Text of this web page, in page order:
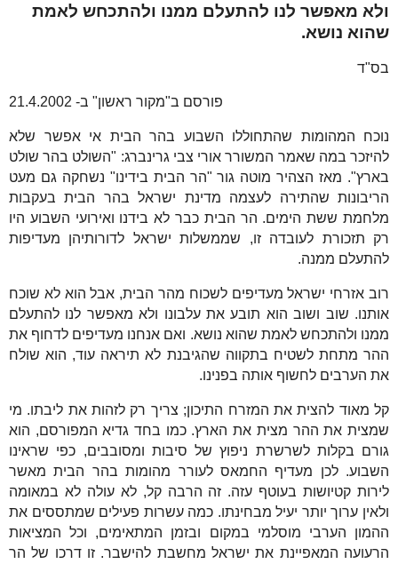
ולא מאפשר לנו להתעלם ממנו ולהתכחש לאמת
שהוא נושא.
בס"ד
פורסם ב"מקור ראשון" ב- 21.4.2002
נוכח המהומות שהתחוללו השבוע בהר הבית אי אפשר שלא
להיזכר במה שאמר המשורר אורי צבי גרינברג: "השולט בהר שולט
בארץ". מאז הצהיר מוטה גור "הר הבית בידינו" נשחקה גם מעט
הריבונות שהתירה לעצמה מדינת ישראל בהר הבית בעקבות
מלחמת ששת הימים. הר הבית כבר לא בידנו ואירועי השבוע היו
רק תזכורת לעובדה זו, שממשלות ישראל לדורותיהן מעדיפות
להתעלם ממנה.
רוב אזרחי ישראל מעדיפים לשכוח מהר הבית, אבל הוא לא שוכח
אותנו. שוב ושוב הוא תובע את עלבונו ולא מאפשר לנו להתעלם
ממנו ולהתכחש לאמת שהוא נושא. ואם אנחנו מעדיפים לדחוף את
ההר מתחת לשטיח בתקווה שהגיבנת לא תיראה עוד, הוא שולח
את הערבים לחשוף אותה בפנינו.
קל מאוד להצית את המזרח התיכון; צריך רק לזהות את ליבתו. מי
שמצית את ההר מצית את הארץ. כמו בחד גדיא המפורסם, הוא
גורם בקלות לשרשרת ניפוץ של סיבות ומסובבים, כפי שראינו
השבוע. לכן מעדיף החמאס לעורר מהומות בהר הבית מאשר
לירות קטיושות בעוטף עזה. זה הרבה קל, לא עולה לא במאומה
ולאין ערוך יותר יעיל מבחינתו. כמה עשרות פעילים שמתססים את
ההמון הערבי מוסלמי במקום ובזמן המתאימים, וכל המציאות
הרעועה המאפיינת את ישראל מחשבת להישבר. זו דרכו של הר